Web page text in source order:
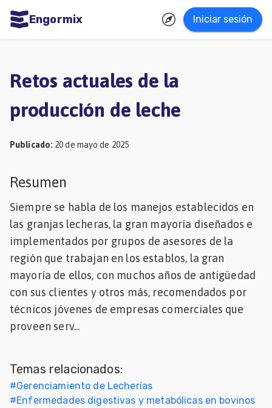
Engormix Iniciar sesión
Agricultura
Balanceados
Avicultura
Ganadería
Lechería
Micotoxinas
Porcicultura
Mascotas
Retos actuales de la
producción de leche
Publicado: 20 de mayo de 2025
Resumen
Siempre se habla de los manejos establecidos en
las granjas lecheras, la gran mayoría diseñados e
implementados por grupos de asesores de la
región que trabajan en los establos, la gran
mayoría de ellos, con muchos años de antigüedad
con sus clientes y otros más, recomendados por
técnicos jóvenes de empresas comerciales que
proveen serv...
Temas relacionados:
#Gerenciamiento de Lecherías
#Enfermedades digestivas y metabólicas en bovinos